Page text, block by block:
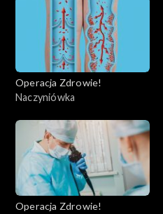
Operacja Zdrowie!
Naczyniówka
Operacja Zdrowie!